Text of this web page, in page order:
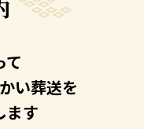
て
い葬送を
ます